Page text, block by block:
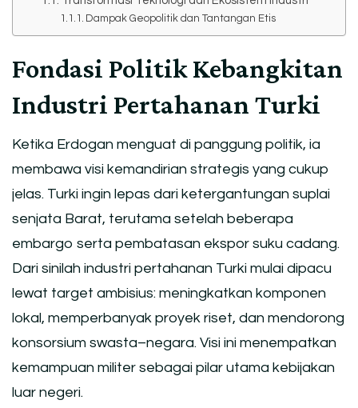
Dampak Geopolitik dan Tantangan Etis
Fondasi Politik Kebangkitan
Industri Pertahanan Turki
Ketika Erdogan menguat di panggung politik, ia
membawa visi kemandirian strategis yang cukup
jelas. Turki ingin lepas dari ketergantungan suplai
senjata Barat, terutama setelah beberapa
embargo serta pembatasan ekspor suku cadang.
Dari sinilah industri pertahanan Turki mulai dipacu
lewat target ambisius: meningkatkan komponen
lokal, memperbanyak proyek riset, dan mendorong
konsorsium swasta–negara. Visi ini menempatkan
kemampuan militer sebagai pilar utama kebijakan
luar negeri.